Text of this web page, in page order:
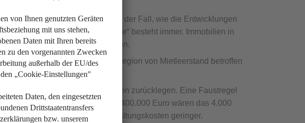
Das ist jedoch nicht immer der Fall, wie die Entwicklungen
„Platzen der Immobilienblase“ besteht immer. Immobilien in
von Wertverlusten betroffen sein.
dann, wenn die Region von Mietleerstand betroffen
und Rechtsstreits führen.
und Reparaturen zurücklegen. Eine Faustregel
einer Wohnung im Wert von 400.000 Euro wären das 4.000
Immobilien sind die Instandhaltungskosten geringer.